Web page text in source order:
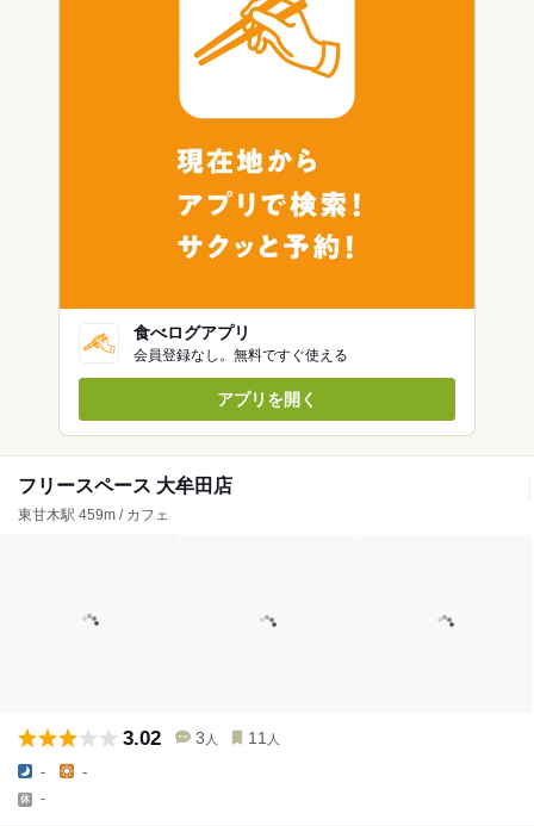
食べログアプリ
会員登録なし。無料ですぐ使える
アプリを開く
フリースペース 大牟田店
東甘木駅 459m / カフェ
3.02 3 人 11 人
- -
-